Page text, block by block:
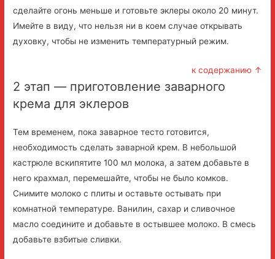
сделайте огонь меньше и готовьте эклеры около 20 минут.
Имейте в виду, что нельзя ни в коем случае открывать
духовку, чтобы не изменить температурный режим.
к содержанию ↑
2 этап — приготовление заварного
крема для эклеров
Тем временем, пока заварное тесто готовится,
необходимость сделать заварной крем. В небольшой
кастрюле вскипятите 100 мл молока, а затем добавьте в
него крахмал, перемешайте, чтобы не было комков.
Снимите молоко с плиты и оставьте остывать при
комнатной температуре. Ванилин, сахар и сливочное
масло соедините и добавьте в остывшее молоко. В смесь
добавьте взбитые сливки.